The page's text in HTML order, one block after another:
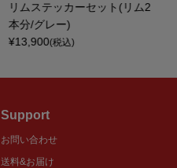
リムステッカーセット(リム2
本分/グレー)
¥13,900(税込)
Support
お問い合わせ
送料&お届け